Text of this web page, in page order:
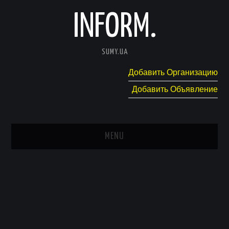
INFORM.
SUMY.UA
Добавить Организацию
Добавить Объявление
MENU